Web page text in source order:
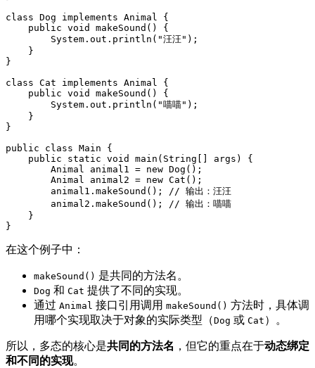
class Dog implements Animal {
    public void makeSound() {
        System.out.println("汪汪");
    }
}
class Cat implements Animal {
    public void makeSound() {
        System.out.println("喵喵");
    }
}
public class Main {
    public static void main(String[] args) {
        Animal animal1 = new Dog();
        Animal animal2 = new Cat();
        animal1.makeSound(); // 输出：汪汪
        animal2.makeSound(); // 输出：喵喵
    }
}
在这个例子中：
makeSound() 是共同的方法名。
Dog 和 Cat 提供了不同的实现。
通过 Animal 接口引用调用 makeSound() 方法时，具体调
用哪个实现取决于对象的实际类型（Dog 或 Cat ）。
所以，多态的核心是共同的方法名 ，但它的重点在于动态绑定
和不同的实现。